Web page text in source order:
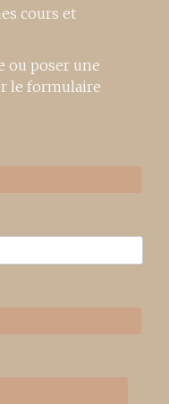
cours et
ou poser une
le formulaire